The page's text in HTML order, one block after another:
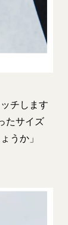
チします
たサイズ
うか」